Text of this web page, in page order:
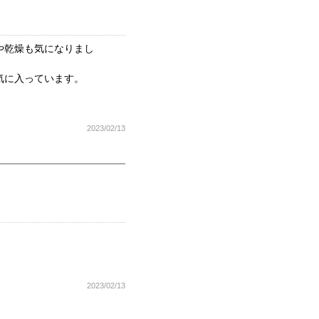
燥も気になりまし
入っています。
2023/02/13
2023/02/13